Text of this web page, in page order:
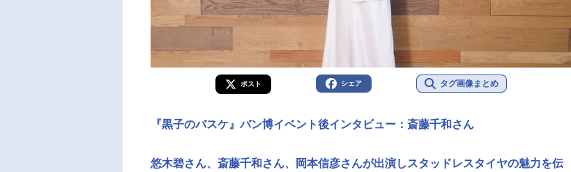
ポスト シェア タグ画像まとめ
『黒子のバスケ』バン博イベント後インタビュー：斎藤千和さん
悠木碧さん、斎藤千和さん、岡本信彦さんが出演しスタッドレスタイヤの魅力を伝